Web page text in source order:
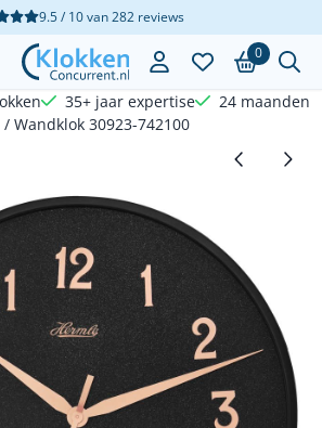
beschikbaar. Kies instellingen of sta
9.5 / 10van282reviews
0
35+ jaar expertise
24 maanden
/ Wandklok 30923-742100